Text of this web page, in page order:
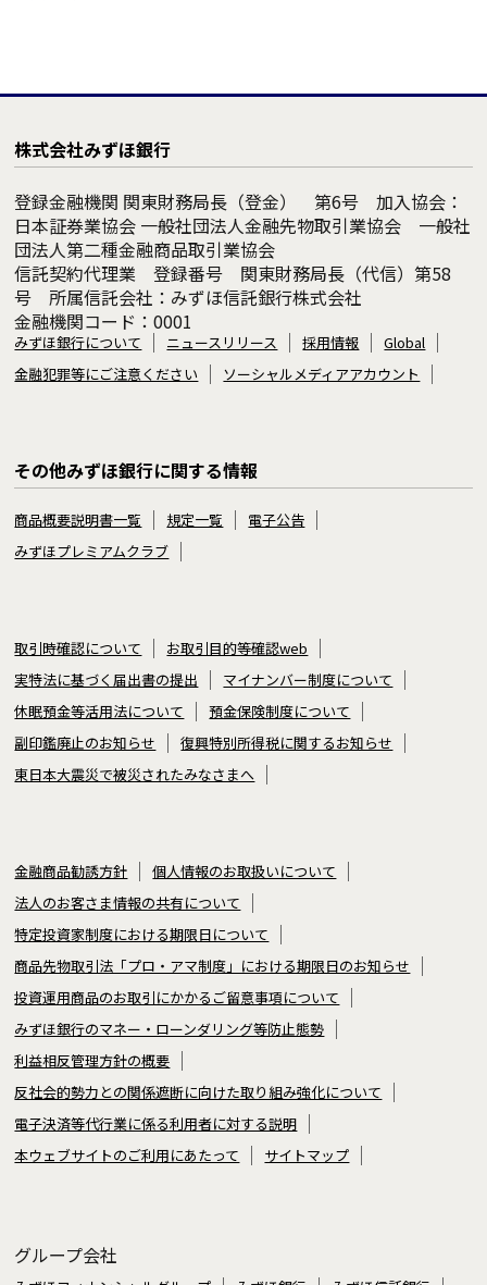
株式会社みずほ銀行
登録金融機関 関東財務局長（登金） 第6号 加入協会：
日本証券業協会 一般社団法人金融先物取引業協会 一般社
団法人第二種金融商品取引業協会
信託契約代理業 登録番号 関東財務局長（代信）第58
号 所属信託会社：みずほ信託銀行株式会社
金融機関コード：0001
みずほ銀行について ニュースリリース 採用情報
Global
金融犯罪等にご注意ください
ソーシャルメディアアカウント
その他みずほ銀行に関する情報
商品概要説明書一覧 規定一覧
電子公告
みずほプレミアムクラブ
取引時確認について
お取引目的等確認web
実特法に基づく届出書の提出
マイナンバー制度について
休眠預金等活用法について
預金保険制度について
副印鑑廃止のお知らせ
復興特別所得税に関するお知らせ
東日本大震災で被災されたみなさまへ
金融商品勧誘方針
個人情報のお取扱いについて
法人のお客さま情報の共有について
特定投資家制度における期限日について
商品先物取引法「プロ・アマ制度」における期限日のお知らせ
投資運用商品のお取引にかかるご留意事項について
みずほ銀行のマネー・ローンダリング等防止態勢
利益相反管理方針の概要
反社会的勢力との関係遮断に向けた取り組み強化について
電子決済等代行業に係る利用者に対する説明
本ウェブサイトのご利用にあたって
サイトマップ
グループ会社